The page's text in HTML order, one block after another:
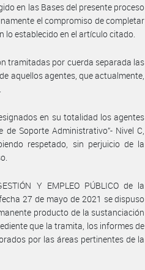
en las Bases del presente proceso
el compromiso de completar
lo establecido en el artículo citado.
tramitadas por cuerda separada las
aquellos agentes, que actualmente,
en su totalidad los agentes
Soporte Administrativo”- Nivel C,
respetado, sin perjuicio de la
Y EMPLEO PÚBLICO de la
27 de mayo de 2021 se dispuso
producto de la sustanciación
que la tramita, los informes de
por las áreas pertinentes de la